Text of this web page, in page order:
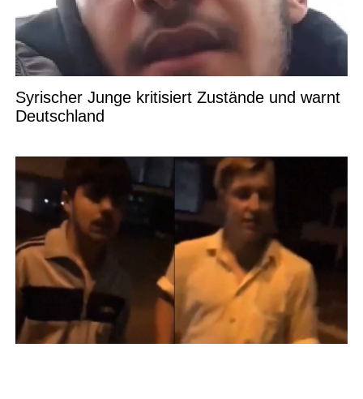
Syrischer Junge kritisiert Zustände und warnt
Deutschland